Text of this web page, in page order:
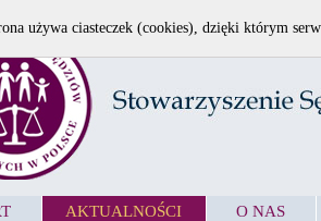
AKTUALNOŚCI O NAS
używa ciasteczek (cookies), dzięki którym